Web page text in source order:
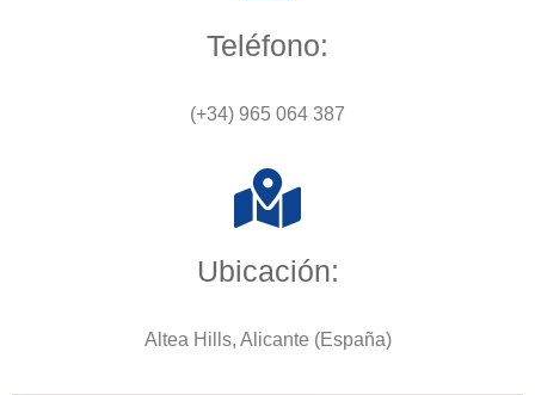
Teléfono:
(+34) 965 064 387
Ubicación:
Altea Hills, Alicante (España)